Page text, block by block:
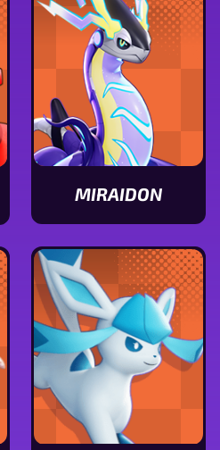
MIRAIDON
Ver
características
de
Miraidon